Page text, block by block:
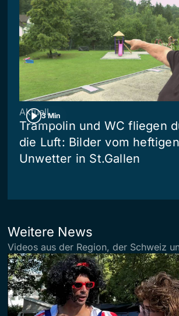
3 Min
Aktuell
Trampolin und WC fliegen
die Luft: Bilder vom heftigen
Unwetter in St.Gallen
Weitere News
Videos aus der Region, der Schweiz